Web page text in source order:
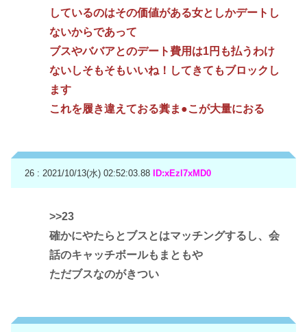
しているのはその価値がある女としかデートし
ないからであって
ブスやババアとのデート費用は1円も払うわけ
ないしそもそもいいね！してきてもブロックし
ます
これを履き違えておる糞ま●こが大量におる
26 : 2021/10/13(水) 02:52:03.88 ID:xEzl7xMD0
>>23
確かにやたらとブスとはマッチングするし、会
話のキャッチボールもまともや
ただブスなのがきつい